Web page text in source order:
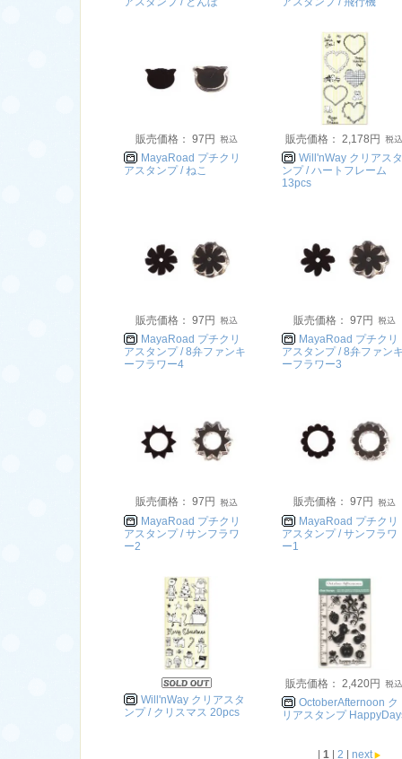
販売価格： 97円
MayaRoad プチクリ
アスタンプ / ねこ
販売価格： 2,178円
Will'nWay クリアスタ
ンプ / ハートフレーム
13pcs
販売価格： 97円
MayaRoad プチクリ
アスタンプ / 8弁ファンキ
ーフラワー4
販売価格： 97円
MayaRoad プチクリ
アスタンプ / 8弁ファン
ーフラワー3
販売価格： 97円
MayaRoad プチクリ
アスタンプ / サンフラワ
ー2
販売価格： 97円
MayaRoad プチクリ
アスタンプ / サンフラワ
ー1
Will'nWay クリアスタ
ンプ / クリスマス 20pcs
販売価格： 2,420円
OctoberAfternoon ク
リアスタンプ
1| 2 next